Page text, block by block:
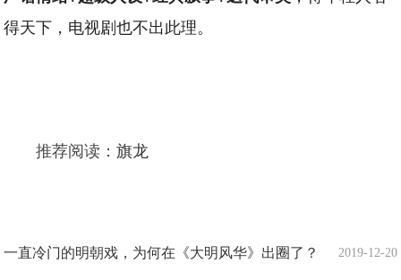
得天下，电视剧也不出此理。
推荐阅读：旗龙
2019-12-20
一直冷门的明朝戏，为何在《大明风华》出圈了？